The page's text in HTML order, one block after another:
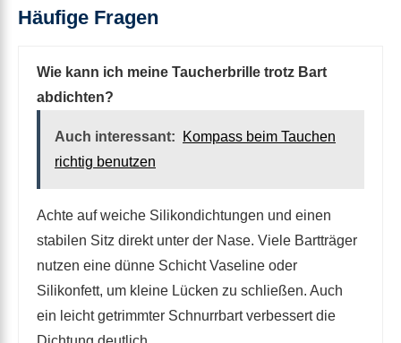
Häufige Fragen
Wie kann ich meine Taucherbrille trotz Bart
abdichten?
Auch interessant:
Kompass beim Tauchen
richtig benutzen
Achte auf weiche Silikondichtungen und einen
stabilen Sitz direkt unter der Nase. Viele Bartträger
nutzen eine dünne Schicht Vaseline oder
Silikonfett, um kleine Lücken zu schließen. Auch
ein leicht getrimmter Schnurrbart verbessert die